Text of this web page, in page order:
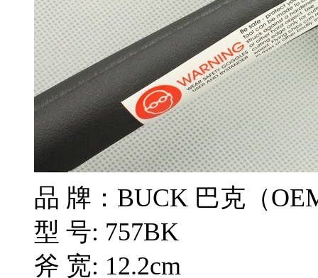
品 牌：BUCK 巴克（
型 号: 757BK
斧 宽: 12.2cm